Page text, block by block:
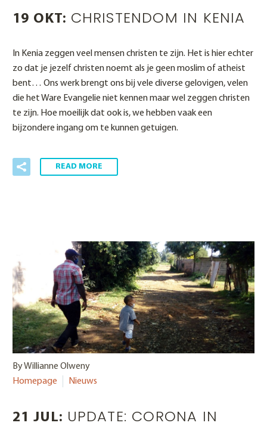
19 OKT: CHRISTENDOM IN KENIA
In Kenia zeggen veel mensen christen te zijn. Het is hier echter
zo dat je jezelf christen noemt als je geen moslim of atheist
bent… Ons werk brengt ons bij vele diverse gelovigen, velen
die het Ware Evangelie niet kennen maar wel zeggen christen
te zijn. Hoe moeilijk dat ook is, we hebben vaak een
bijzondere ingang om te kunnen getuigen.
READ MORE
By Willianne Olweny
Homepage
Nieuws
21 JUL: UPDATE: CORONA IN